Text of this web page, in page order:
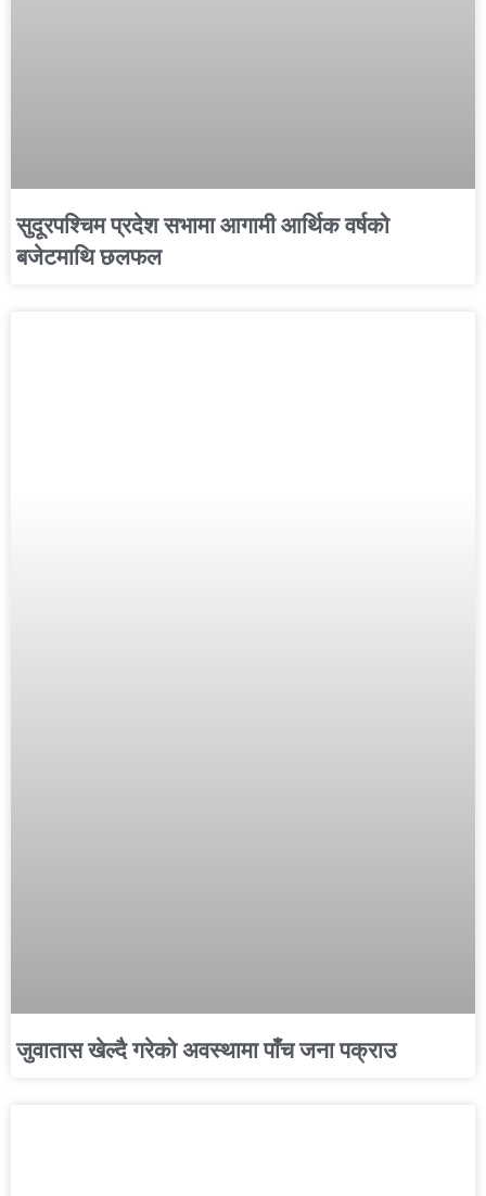
सुदूरपश्चिम प्रदेश सभामा आगामी आर्थिक वर्षको
बजेटमाथि छलफल
जुवातास खेल्दै गरेको अवस्थामा पाँच जना पक्राउ